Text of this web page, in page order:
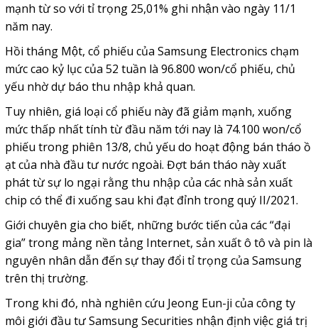
mạnh từ so với tỉ trọng 25,01% ghi nhận vào ngày 11/1
năm nay.
Hồi tháng Một, cổ phiếu của Samsung Electronics chạm
mức cao kỷ lục của 52 tuần là 96.800 won/cổ phiếu, chủ
yếu nhờ dự báo thu nhập khả quan.
Tuy nhiên, giá loại cổ phiếu này đã giảm mạnh, xuống
mức thấp nhất tính từ đầu năm tới nay là 74.100 won/cổ
phiếu trong phiên 13/8, chủ yếu do hoạt động bán tháo ồ
ạt của nhà đầu tư nước ngoài. Đợt bán tháo này xuất
phát từ sự lo ngại rằng thu nhập của các nhà sản xuất
chip có thể đi xuống sau khi đạt đỉnh trong quý II/2021.
Giới chuyên gia cho biết, những bước tiến của các “đại
gia” trong mảng nền tảng Internet, sản xuất ô tô và pin là
nguyên nhân dẫn đến sự thay đổi tỉ trọng của Samsung
trên thị trường.
Trong khi đó, nhà nghiên cứu Jeong Eun-ji của công ty
môi giới đầu tư Samsung Securities nhận định việc giá trị